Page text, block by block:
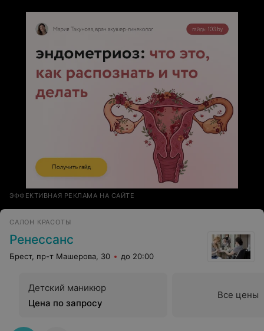
ЭФФЕКТИВНАЯ РЕКЛАМА НА САЙТЕ
САЛОН КРАСОТЫ
Ренессанс
Брест, пр-т Машерова, 30 до 20:00
Детский маникюр
Цена по запросу
Все цены